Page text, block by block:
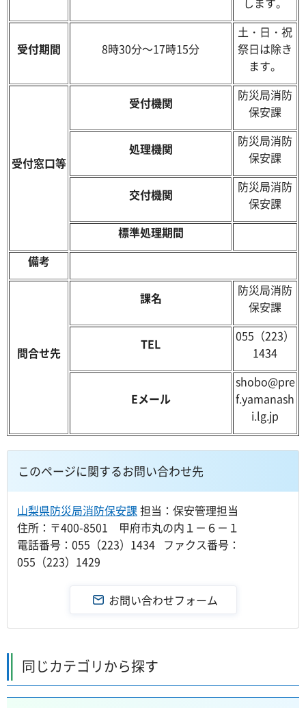
受付期間 8時30分～17時15分
土・日・祝
祭日は除き
ます。
受付窓口等
受付機関
防災局消防
保安課
処理機関
防災局消防
保安課
交付機関
防災局消防
保安課
標準処理期間
備考
問合せ先
課名
防災局消防
保安課
TEL
055（223）
1434
Eメール
shobo@pre
f.yamanash
i.lg.jp
このページに関するお問い合わせ先
山梨県防災局消防保安課担当：保安管理担当
住所：〒400-8501 甲府市丸の内１－６－１
電話番号：055（223）1434 ファクス番号：
055（223）1429
同じカテゴリから探す